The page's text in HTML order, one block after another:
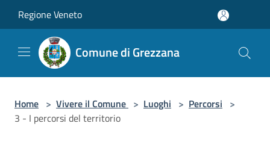
Regione Veneto
Comune di Grezzana
Home > Vivere il Comune > Luoghi > Percorsi >
3 - I percorsi del territorio